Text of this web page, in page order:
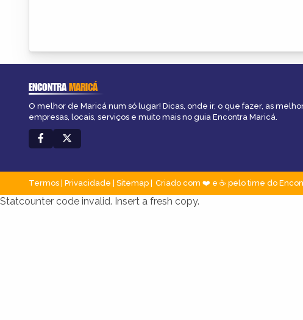
ENCONTRAMARICÁ
O melhor de Maricá num só lugar! Dicas, onde ir, o que fazer, as
empresas, locais, serviços e muito mais no guia Encontra Maricá.
Termos Privacidade Sitemap Criado com ❤️ e ☕ pelo time do
Statcounter code invalid. Insert a fresh copy.